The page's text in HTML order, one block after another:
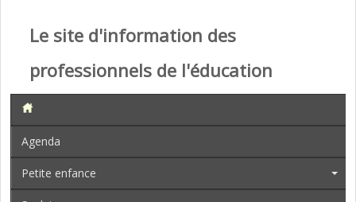
Le site d'information des
professionnels de l'éducation
Agenda
Petite enfance